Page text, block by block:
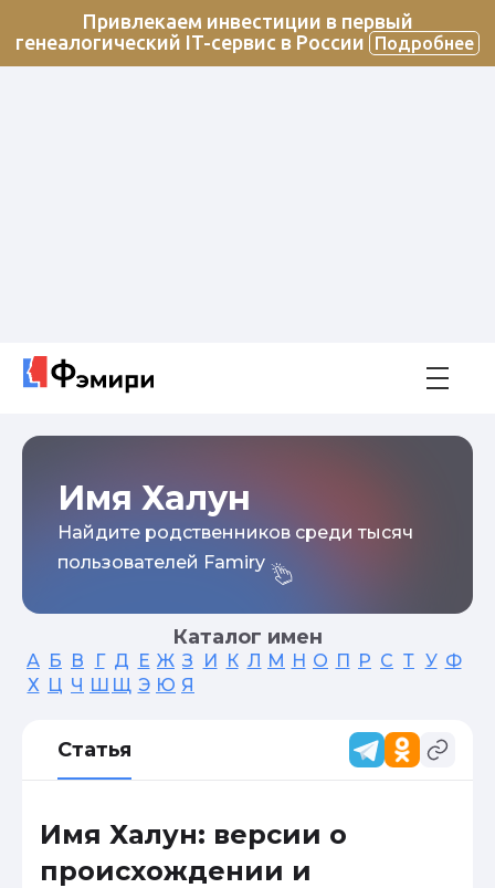
Привлекаем инвестиции в первый
генеалогический IT-сервис в России
Подробнее
Имя Халун
Найдите родственников среди тысяч
пользователей Famiry
Каталог имен
А Б В Г Д Е Ж З И К Л М Н О П Р С Т У Ф
Х Ц Ч Ш Щ Э Ю Я
Статья
Имя Халун: версии о
происхождении и